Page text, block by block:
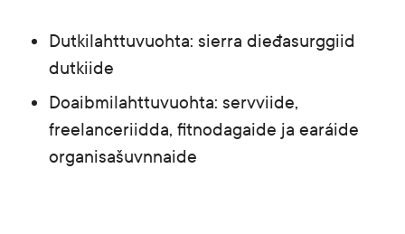
SME EN FI SV
Dutkilahttuvuohta: sierra dieđasurggiid
dutkiide
Doaibmilahttuvuohta: servviide,
freelanceriidda, fitnodagaide ja earáide
organisašuvnnaide